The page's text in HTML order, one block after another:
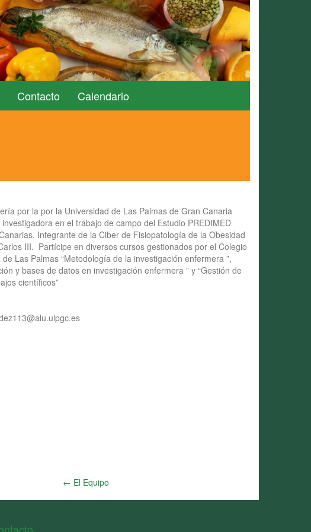
Contacto Calendario
por la por la Universidad de Las Palmas de Gran Canaria
en el trabajo de campo del Estudio PREDIMED
Integrante de la Ciber de Fisiopatología de la Obesidad
III. Partícipe en diversos cursos gestionados por el Colegio
Las Palmas “Metodología de la investigación enfermera ”,
y bases de datos en investigación enfermera ” y “Gestión de
científicos”
← El Equipo